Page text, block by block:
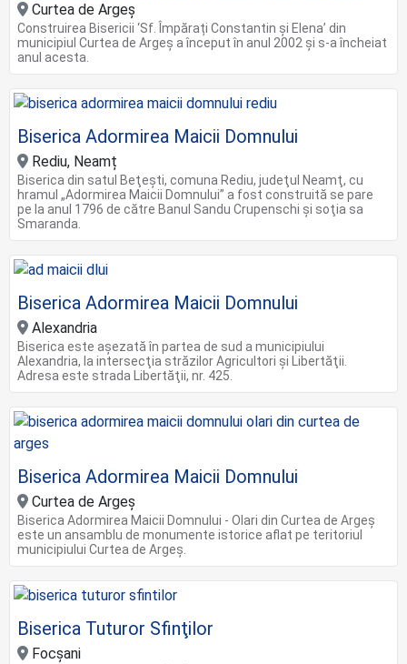
Curtea de Argeș
Construirea Bisericii ‘Sf. Împărați Constantin și Elena’ din
municipiul Curtea de Argeș a început în anul 2002 și s-a încheiat
anul acesta.
Biserica Adormirea Maicii Domnului
Rediu, Neamț
Biserica din satul Beţeşti, comuna Rediu, judeţul Neamţ, cu
hramul „Adormirea Maicii Domnului” a fost construită se pare
pe la anul 1796 de către Banul Sandu Crupenschi şi soţia sa
Smaranda.
Biserica Adormirea Maicii Domnului
Alexandria
Biserica este aşezată în partea de sud a municipiului
Alexandria, la intersecţia străzilor Agricultori şi Libertăţii.
Adresa este strada Libertăţii, nr. 425.
Biserica Adormirea Maicii Domnului
Curtea de Argeș
Biserica Adormirea Maicii Domnului - Olari din Curtea de Argeș
este un ansamblu de monumente istorice aflat pe teritoriul
municipiului Curtea de Argeș.
Biserica Tuturor Sfinţilor
Focșani